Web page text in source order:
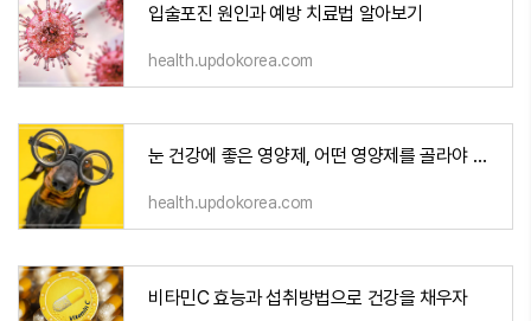
입술포진 원인과 예방 치료법 알아보기
health.updokorea.com
눈 건강에 좋은 영양제, 어떤 영양제를 골라야 할까요?
health.updokorea.com
비타민C 효능과 섭취방법으로 건강을 채우자